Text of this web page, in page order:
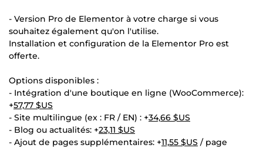
- Version Pro de Elementor à votre charge si vous
souhaitez également qu'on l'utilise.
Installation et configuration de la Elementor Pro est
offerte.
Options disponibles :
- Intégration d'une boutique en ligne (WooCommerce):
+57,77 $US
- Site multilingue (ex : FR / EN) : +34,66 $US
- Blog ou actualités: +23,11 $US
- Ajout de pages supplémentaires: +11,55 $US / page